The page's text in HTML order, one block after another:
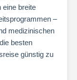
eine breite
–
medizinischen
besten
günstig zu